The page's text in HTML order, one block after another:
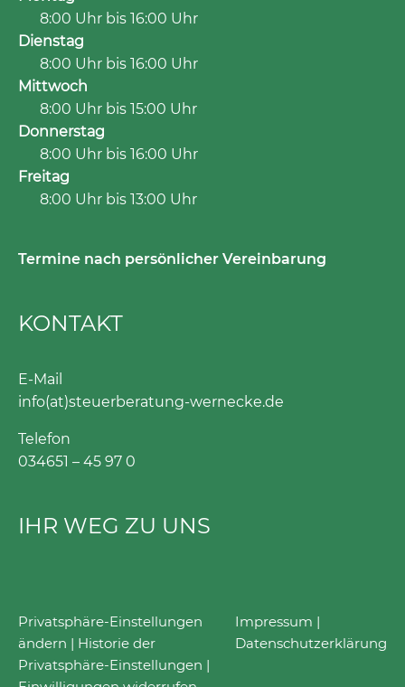
8:00 Uhr bis 16:00 Uhr
Dienstag
8:00 Uhr bis 16:00 Uhr
Mittwoch
8:00 Uhr bis 15:00 Uhr
Donnerstag
8:00 Uhr bis 16:00 Uhr
Freitag
8:00 Uhr bis 13:00 Uhr
Termine nach persönlicher Vereinbarung
KONTAKT
E-Mail
info(at)steuerberatung-wernecke.de
Telefon
034651 – 45 97 0
IHR WEG ZU UNS
Privatsphäre-Einstellungen
ändern | Historie der
Privatsphäre-Einstellungen |
Impressum |
Datenschutzerklärung